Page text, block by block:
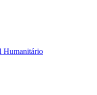
Humanitário